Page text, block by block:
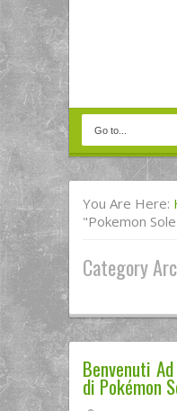
You Are Here:
"pokemon
Category
Benvenuti
di Pokémon